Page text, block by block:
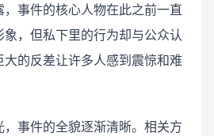
事件的核心人物在此之前一直
，但私下里的行为却与公众认
的反差让许多人感到震惊和难
事件的全貌逐渐清晰。相关方